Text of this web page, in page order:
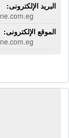
البريد الإلكترونى:
الموقع الإلكترونى: